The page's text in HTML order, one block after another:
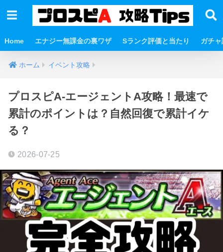
Home エナジー無課金の裏ワザ Sランク評価と当たり ガチ
ホーム イベント攻略
プロスピA-エージェントA攻略！最速で
累計のポイントは？自然回復で累計イケ
る？
2026-07-25